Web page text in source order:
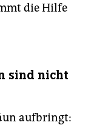
die Hilfe
sind nicht
aufbringt: